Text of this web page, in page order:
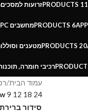
11 PRODUCTS זרועות למסכים
6 PRODUCTS מחשבים LEONSKYPC
20 PRODUCTS מטענים
רכיבי חומרה,
עמוד הבית
9 12 18 24